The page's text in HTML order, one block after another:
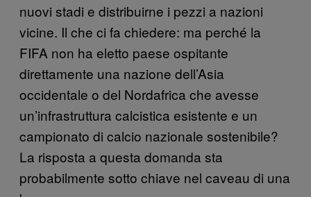
nuovi stadi e distribuirne i pezzi a nazioni
vicine. Il che ci fa chiedere: ma perché la
FIFA non ha eletto paese ospitante
direttamente una nazione dell’Asia
occidentale o del Nordafrica che avesse
un’infrastruttura calcistica esistente e un
campionato di calcio nazionale sostenibile?
La risposta a questa domanda sta
probabilmente sotto chiave nel caveau di una